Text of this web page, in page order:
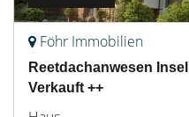
Föhr Immobilien
Reetdachanwesen
Verkauft ++